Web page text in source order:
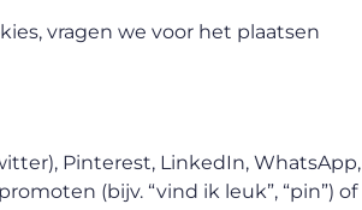
vragen we voor het plaatsen
Pinterest, LinkedIn, WhatsApp,
(bijv. “vind ik leuk”, “pin”) of